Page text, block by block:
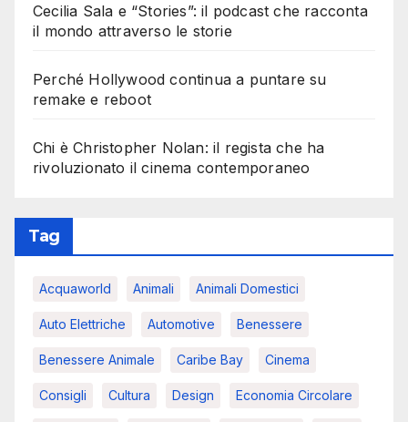
Cecilia Sala e “Stories”: il podcast che racconta
il mondo attraverso le storie
Perché Hollywood continua a puntare su
remake e reboot
Chi è Christopher Nolan: il regista che ha
rivoluzionato il cinema contemporaneo
Tag
Acquaworld Animali Animali Domestici
Auto Elettriche Automotive Benessere
Benessere Animale Caribe Bay Cinema
Consigli Cultura Design Economia Circolare